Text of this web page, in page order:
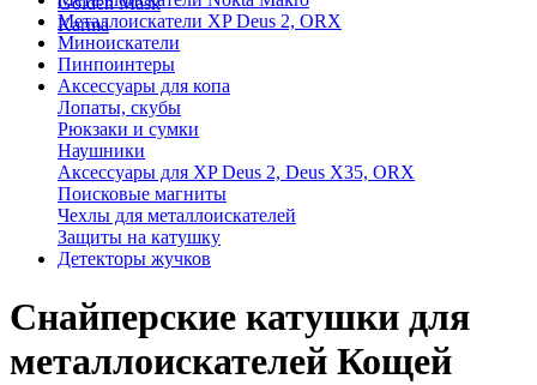
Karma
Металлоискатели XP Deus 2, ORX
Миноискатели
Пинпоинтеры
Аксессуары для копа
Лопаты, скубы
Рюкзаки и сумки
Наушники
Аксессуары для XP Deus 2, Deus X35, ORX
Поисковые магниты
Чехлы для металлоискателей
Защиты на катушку
Детекторы жучков
Снайперские катушки для
металлоискателей Кощей